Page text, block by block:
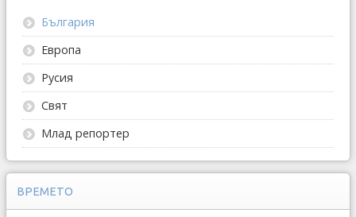
България
Европа
Русия
Свят
Млад репортер
ВРЕМЕТО